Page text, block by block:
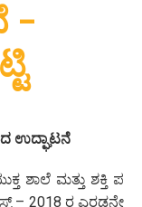
–
ಉದ್ಘಾಟನೆ
ಶಾಲೆ ಮತ್ತು ಶಕ್ತಿ ಪ
– 2018 ರ ಎರಡನೇ